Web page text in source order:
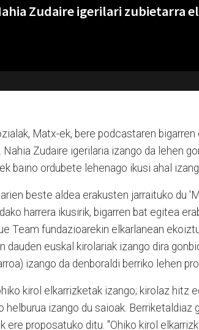
Zudaire igerilari zubietarra
Matx-ek, bere podcastaren bigarren
Nahia Zudaire igerilaria izango da lehen
baino ordubete lehenago ikusi ahal
beste aldea erakusten jarraituko du
harrera ikusirik, bigarren bat egitea
Team fundazioarekin elkarlanean
dauden euskal kirolariak izango dira
izango da denboraldi berriko lehen
kirol elkarrizketak izango; kirolaz hitz
helburua izango du saioak. Berriketaldiaz
ere proposatuko ditu. "Ohiko kirol